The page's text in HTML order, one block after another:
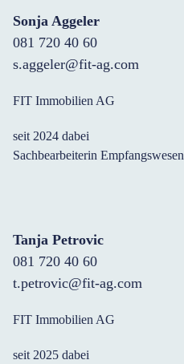
Sonja Aggeler
081 720 40 60
s.aggeler@fit-ag.com
FIT Immobilien AG
seit 2024 dabei
Sachbearbeiterin Empfangswesen
Tanja Petrovic
081 720 40 60
t.petrovic@fit-ag.com
FIT Immobilien AG
seit 2025 dabei